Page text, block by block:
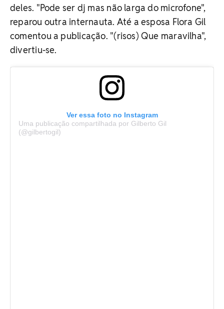
deles. "Pode ser dj mas não larga do microfone",
reparou outra internauta. Até a esposa Flora Gil
comentou a publicação. "(risos) Que maravilha",
divertiu-se.
Ver essa foto no Instagram
Uma publicação compartilhada por Gilberto Gil
(@gilbertogil)